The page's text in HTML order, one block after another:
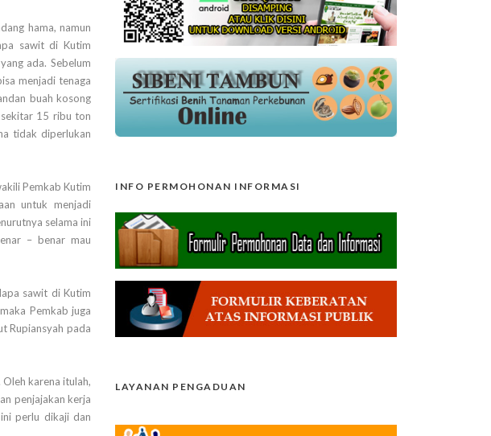
hama, namun
sawit di Kutim
ada. Sebelum
menjadi tenaga
buah kosong
15 ribu ton
tidak diperlukan
Pemkab Kutim
untuk menjadi
selama ini
– benar mau
sawit di Kutim
Pemkab juga
Rupiansyah pada
karena itulah,
penjajakan kerja
perlu dikaji dan
INFO PERMOHONAN INFORMASI
LAYANAN PENGADUAN